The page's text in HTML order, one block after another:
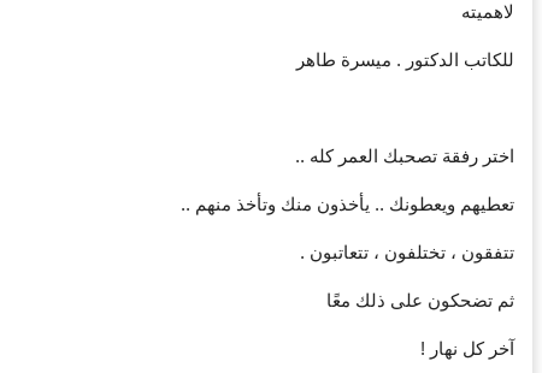
‏لاهميته
‏للكاتب الدكتور . ميسرة طاهر
‏اختر رفقة تصحبك العمر كله ..
‏تعطيهم ويعطونك .. يأخذون منك وتأخذ منهم ..
‏تتفقون ، تختلفون ، تتعاتبون .
‏ثم تضحكون على ذلك معًا
‏آخر كل نهار !